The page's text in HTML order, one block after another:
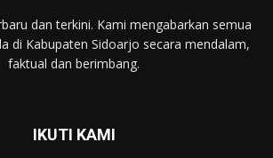
dan terkini. Kami mengabarkan semua
di Kabupaten Sidoarjo secara mendalam,
faktual dan berimbang.
IKUTI KAMI